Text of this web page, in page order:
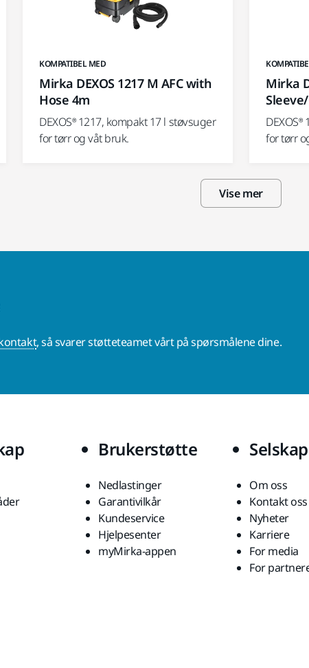
KOMPATIBEL MED
Mirka DEXOS 1217 M AFC with
Hose 4m
DEXOS® 1217, kompakt 17 l støvsuger
for tørr og våt bruk.
Mirka
for tørr
Vise mer
, så svarer støtteteamet vårt på spørsmålene dine.
Brukerstøtte
Nedlastinger
Garantivilkår
Kundeservice
Hjelpesenter
myMirka-appen
Selskap
Om oss
Kontakt oss
Nyheter
Karriere
For media
For